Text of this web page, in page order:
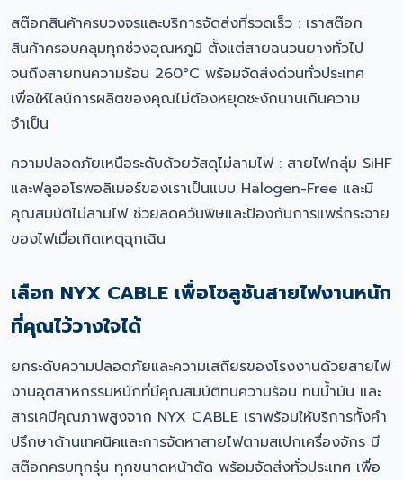
สต๊อกสินค้าครบวงจรและบริการจัดส่งที่รวดเร็ว : เราสต๊อก
สินค้าครอบคลุมทุกช่วงอุณหภูมิ ตั้งแต่สายฉนวนยางทั่วไป
จนถึงสายทนความร้อน 260°C พร้อมจัดส่งด่วนทั่วประเทศ
เพื่อให้ไลน์การผลิตของคุณไม่ต้องหยุดชะงักนานเกินความ
จำเป็น
ความปลอดภัยเหนือระดับด้วยวัสดุไม่ลามไฟ : สายไฟกลุ่ม SiHF
และฟลูออโรพอลิเมอร์ของเราเป็นแบบ Halogen-Free และมี
คุณสมบัติไม่ลามไฟ ช่วยลดควันพิษและป้องกันการแพร่กระจาย
ของไฟเมื่อเกิดเหตุฉุกเฉิน
เลือก NYX CABLE เพื่อโซลูชันสายไฟงานหนัก
ที่คุณไว้วางใจได้
ยกระดับความปลอดภัยและความเสถียรของโรงงานด้วยสายไฟ
งานอุตสาหกรรมหนักที่มีคุณสมบัติทนความร้อน ทนน้ำมัน และ
สารเคมีคุณภาพสูงจาก NYX CABLE เราพร้อมให้บริการทั้งคำ
ปรึกษาด้านเทคนิคและการจัดหาสายไฟตามสเปกเครื่องจักร มี
สต๊อกครบทุกรุ่น ทุกขนาดหน้าตัด พร้อมจัดส่งทั่วประเทศ เพื่อ